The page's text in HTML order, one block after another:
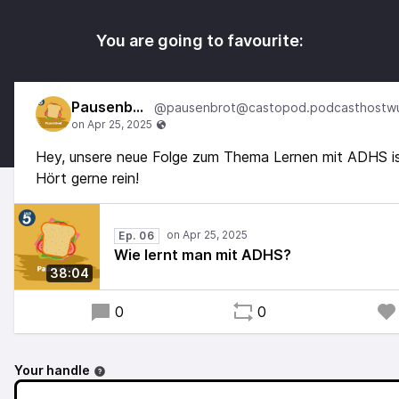
You are going to favourite:
Pausenbrot
Hey, unsere neue Folge zum Thema Lernen mit ADHS
Hört gerne rein!
38:04
Ep. 06
Wie lernt man mit ADHS?
0 0
Your handle